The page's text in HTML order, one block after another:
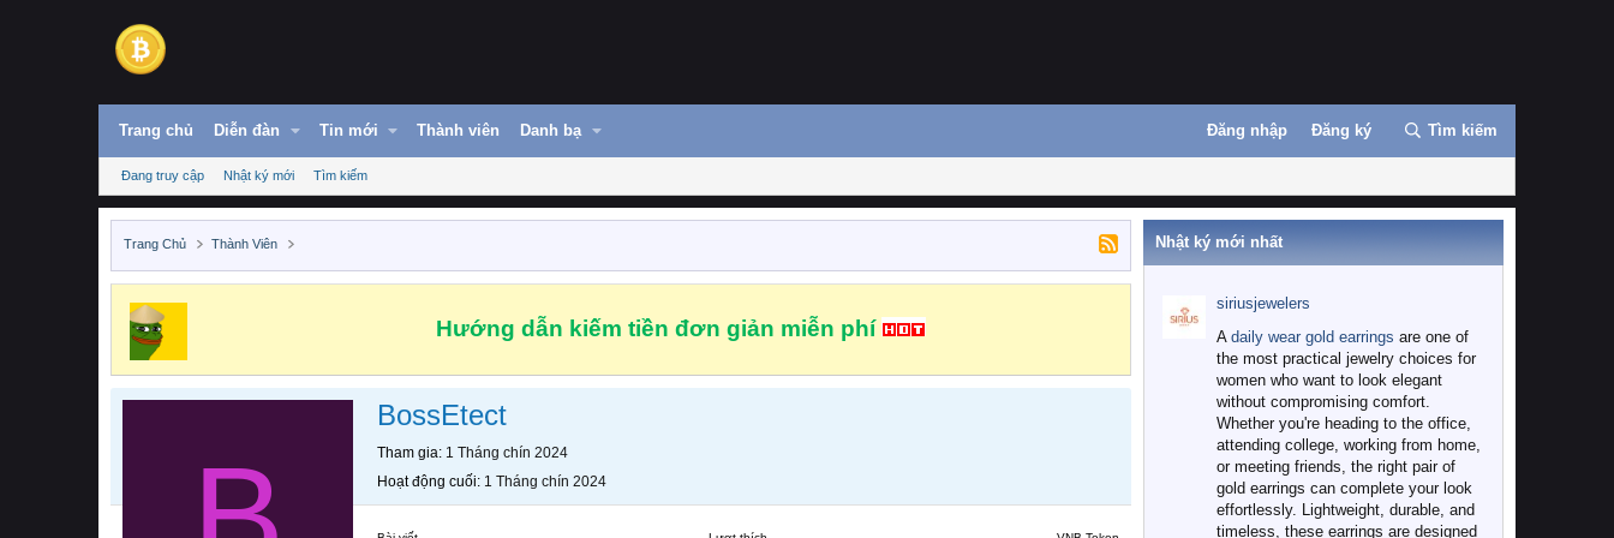
Trang chủ Diễn đàn Tin mới Thành viên Danh bạ Đăng nhập Đăng ký Tìm kiếm
Đang truy cập Nhật ký mới Tìm kiếm
Trang Chủ Thành Viên
Hướng dẫn kiếm tiền đơn giản miễn phí
BossEtect
Tham gia 1 Tháng chín 2024
Hoạt động cuối 1 Tháng chín 2024
Nhật ký mới nhất
siriusjewelers
A daily wear gold earrings are one of
the most practical jewelry choices for
women who want to look elegant
without compromising comfort.
Whether you're heading to the office,
attending college, working from home,
or meeting friends, the right pair of
gold earrings can complete your look
effortlessly. Lightweight, durable, and
timeless, these earrings are designed